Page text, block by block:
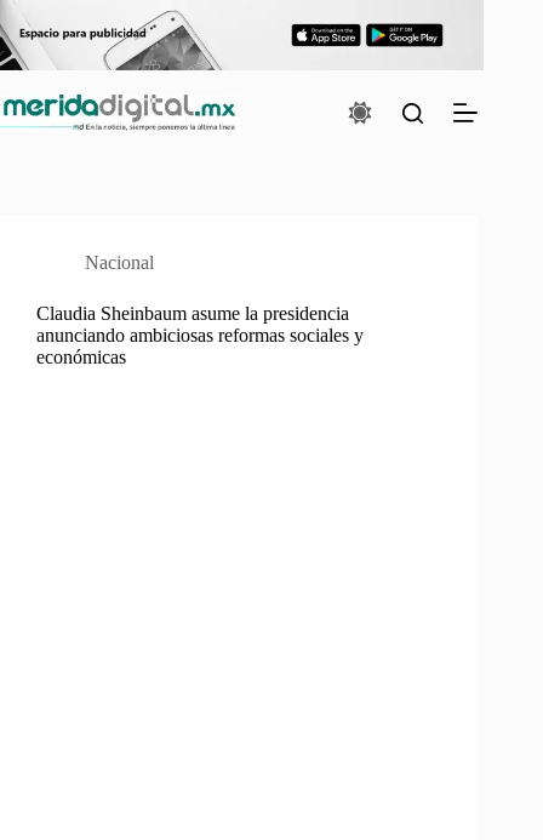
al
contenido
Nacional
Claudia Sheinbaum asume la presidencia
anunciando ambiciosas reformas sociales y
económicas